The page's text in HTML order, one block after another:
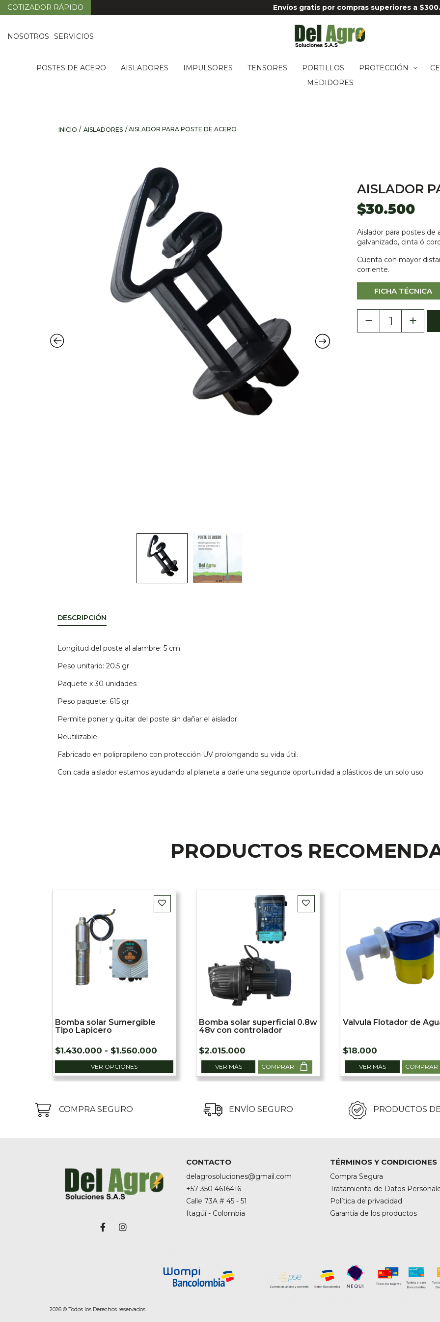
COTIZADOR RÁPIDO Envíos gratis por compras superiores a
NOSOTROS SERVICIOS
POSTES DE ACERO AISLADORES IMPULSORES TENSORES PORTILLOS PROTECCIÓN
MEDIDORES
INICIO / AISLADORES / AISLADOR PARA POSTE DE ACERO
AISLADOR
$30.500
Aislador para postes de
galvanizado, cinta ó
Cuenta con mayor
corriente.
FICHA TÉCNICA
remove add
DESCRIPCIÓN
Longitud del poste al alambre: 5 cm
Peso unitario: 20.5 gr
Paquete x 30 unidades
Peso paquete: 615 gr
Permite poner y quitar del poste sin dañar el aislador.
Reutilizable
Fabricado en polipropileno con protección UV prolongando su vida útil.
Con cada aislador estamos ayudando al planeta a darle una segunda oportunidad a plásticos de un solo uso.
PRODUCTOS
Bomba solar Sumergible
Tipo Lapicero
$1.430.000 - $1.560.000Rango
de
desde
VER OPCIONES
Bomba solar superficial 0.8w
48v con controlador
$2.015.000
VER MÁS COMPRAR
Valvula Flotador de
$18.000
VER MÁS COMPRAR
COMPRA SEGURO ENVÍO SEGURO PRODUCTOS
CONTACTO
delagrosoluciones@gmail.com
+57 350 4616416
Calle 73A # 45 - 51
Itagüí - Colombia
TÉRMINOS Y CONDICIONES
Compra Segura
Tratamiento de Datos
Política de privacidad
Garantía de los productos
2026 © Todos los Derechos reservados.